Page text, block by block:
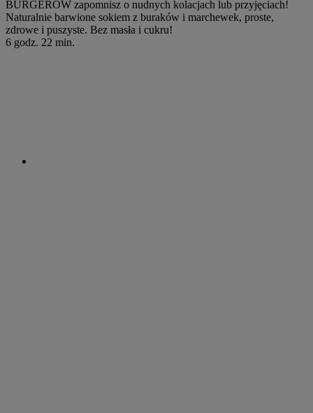
BURGERÓW zapomnisz o nudnych kolacjach lub przyjęciach!
Naturalnie barwione sokiem z buraków i marchewek, proste,
zdrowe i puszyste. Bez masła i cukru!
6 godz. 22 min.